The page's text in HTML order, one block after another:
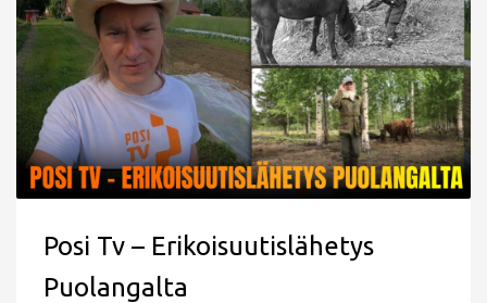
Posi Tv – Erikoisuutislähetys
Puolangalta